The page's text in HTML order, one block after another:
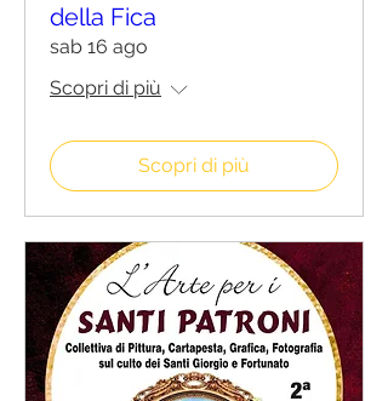
della Fica
sab 16 ago
Scopri di più
Scopri di più